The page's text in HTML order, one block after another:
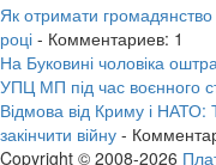
Як отримати
році - Комментариев: 1
На Буковині чоловіка
УПЦ МП під час воєнного
Відмова від Криму і
закінчити війну -
Copyright © 2008-2026